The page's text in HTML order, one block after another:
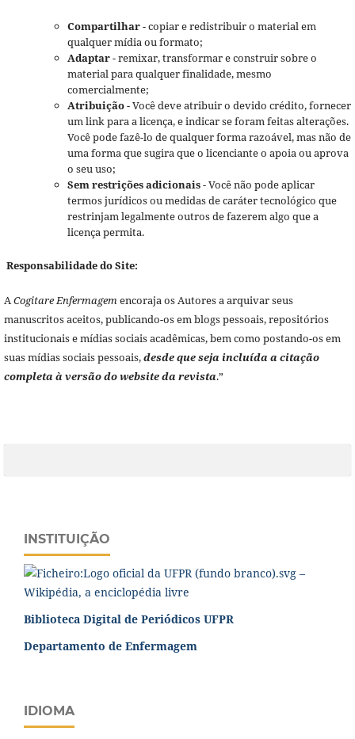
Compartilhar- copiar e redistribuir o material em
qualquer mídia ou formato;
Adaptar- remixar, transformar e construir sobre o
material para qualquer finalidade, mesmo
comercialmente;
Atribuição- Você deve atribuir o devido crédito, fornecer
um link para a licença, e indicar se foram feitas alterações.
Você pode fazê-lo de qualquer forma razoável, mas não de
uma forma que sugira que o licenciante o apoia ou aprova
o seu uso;
Sem restrições adicionais- Você não pode aplicar
termos jurídicos ou medidas de caráter tecnológico que
restrinjam legalmente outros de fazerem algo que a
licença permita.
Responsabilidade do Site:
ACogitare Enfermagemencoraja os Autores a arquivar seus
manuscritos aceitos, publicando-os em blogs pessoais, repositórios
institucionais e mídias sociais acadêmicas, bem como postando-os em
suas mídias sociais pessoais,desde que seja incluída a citação
completa à versão do website da revista.”
INSTITUIÇÃO
Biblioteca Digital de Periódicos UFPR
Departamento de Enfermagem
IDIOMA